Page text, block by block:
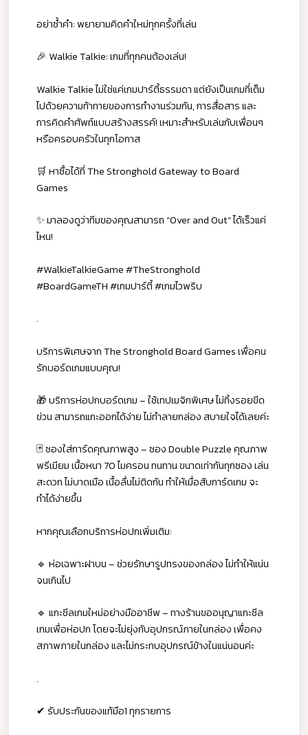
อย่าซ้ำคำ: พยายามคิดคำใหม่ทุกครั้งที่เล่น
🎉 Walkie Talkie: เกมที่ทุกคนต้องเล่น!
Walkie Talkie ไม่ใช่แค่เกมปาร์ตี้ธรรมดา แต่ยังเป็นเกมที่เต็ม
ไปด้วยความท้าทายของการทำงานร่วมกัน, การสื่อสาร และ
การคิดคำศัพท์แบบสร้างสรรค์! เหมาะสำหรับเล่นกับเพื่อนๆ
หรือครอบครัวในทุกโอกาส
🛒 หาซื้อได้ที่ The Stronghold Gateway to Board
Games
✨ มาลองดูว่าทีมของคุณสามารถ “Over and Out” ได้เร็วแค่
ไหน!
#WalkieTalkieGame #TheStronghold
#BoardGameTH #เกมปาร์ตี้ #เกมไวพริบ
.
บริการพิเศษจาก The Stronghold Board Games เพื่อคน
รักบอร์ดเกมแบบคุณ!
🎁 บริการห่อปกบอร์ดเกม – ใช้เทปเมจิกพิเศษ ไม่ทิ้งรอยขีด
ข่วน สามารถแกะออกได้ง่าย ไม่ทำลายกล่อง สบายใจได้เลยค่ะ
🃏 ซองใส่การ์ดคุณภาพสูง – ซอง Double Puzzle คุณภาพ
พรีเมียม เนื้อหนา 70 ไมครอน ทนทาน ขนาดเท่ากันทุกซอง เล่น
สะดวก ไม่บาดเมือ เนื้อลื่นไม่ติดกัน ทำให้เมื่อสับการ์ดเกม จะ
ทำได้ง่ายขึ้น
หากคุณเลือกบริการห่อปกเพิ่มเติม:
🔹 ห่อเฉพาะฝาบน – ช่วยรักษารูปทรงของกล่อง ไม่ทำให้แน่น
จนเกินไป
🔹 แกะซีลเกมใหม่อย่างมืออาชีพ – ทางร้านขออนุญาแกะซีล
เกมเพื่อห่อปก โดยจะไม่ยุ่งกับอุปกรณ์ภายในกล่อง เพื่อคง
สภาพภายในกล่อง และไม่กระทบอุปกรณ์ข้างในแน่นอนค่ะ
.
✔ รับประกันของแท้มือ1 ทุกรายการ